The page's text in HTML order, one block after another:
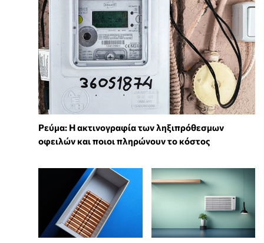
Ρεύμα: Η ακτινογραφία των ληξιπρόθεσμων
οφειλών και ποιοι πληρώνουν το κόστος